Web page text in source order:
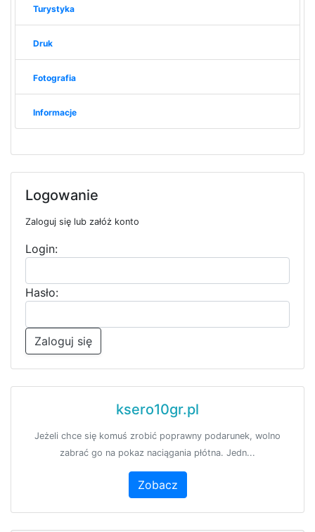
Turystyka
Druk
Fotografia
Informacje
Logowanie
Zaloguj się lub załóż konto
Login:
Hasło:
Zaloguj się
ksero10gr.pl
Jeżeli chce się komuś zrobić poprawny podarunek, wolno
zabrać go na pokaz naciągania płótna. Jedn...
Zobacz